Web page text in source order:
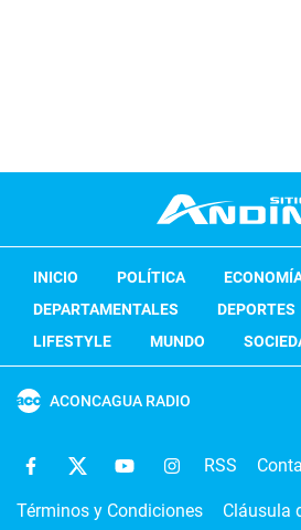
INICIO POLÍTICA
DEPARTAMENTALES
DEPORTES
LIFESTYLE
MUNDO
ACONCAGUA RADIO
RSS
Términos y Condiciones Cláusula